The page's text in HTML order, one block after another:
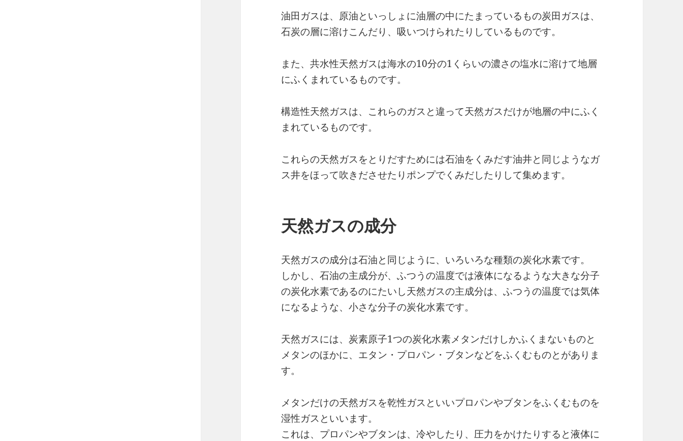
油田ガスは、原油といっしょに油層の中にたまっているもの炭田ガスは、
石炭の層に溶けこんだり、吸いつけられたりしているものです。
また、共水性天然ガスは海水の10分の1くらいの濃さの塩水に溶けて地層
にふくまれているものです。
構造性天然ガスは、これらのガスと違って天然ガスだけが地層の中にふく
まれているものです。
これらの天然ガスをとりだすためには石油をくみだす油井と同じようなガ
ス井をほって吹きださせたりポンプでくみだしたりして集めます。
天然ガスの成分
天然ガスの成分は石油と同じように、いろいろな種類の炭化水素です。
しかし、石油の主成分が、ふつうの温度では液体になるような大きな分子
の炭化水素であるのにたいし天然ガスの主成分は、ふつうの温度では気体
になるような、小さな分子の炭化水素です。
天然ガスには、炭素原子1つの炭化水素メタンだけしかふくまないものと
メタンのほかに、エタン・プロパン・ブタンなどをふくむものとがありま
す。
メタンだけの天然ガスを乾性ガスといいプロパンやブタンをふくむものを
湿性ガスといいます。
これは、プロパンやブタンは、冷やしたり、圧力をかけたりすると液体に